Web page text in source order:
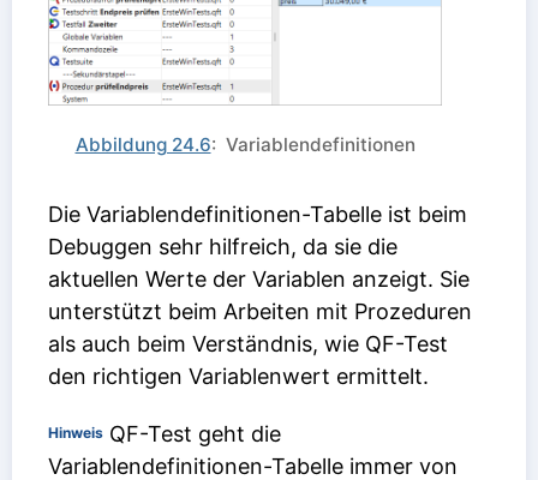
Abbildung 24.6: Variablendefinitionen
Die Variablendefinitionen-Tabelle ist beim
Debuggen sehr hilfreich, da sie die
aktuellen Werte der Variablen anzeigt. Sie
unterstützt beim Arbeiten mit Prozeduren
als auch beim Verständnis, wie QF-Test
den richtigen Variablenwert ermittelt.
Hinweis QF-Test geht die
Variablendefinitionen-Tabelle immer von